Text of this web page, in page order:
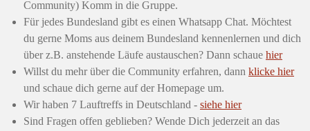
Community) Komm in die Gruppe.
Für jedes Bundesland gibt es einen Whatsapp Chat. Möchtest
du gerne Moms aus deinem Bundesland kennenlernen und dich
über z.B. anstehende Läufe austauschen? Dann schaue hier
Willst du mehr über die Community erfahren, dann klicke hier
und schaue dich gerne auf der Homepage um.
Wir haben 7 Lauftreffs in Deutschland - siehe hier
Sind Fragen offen geblieben? Wende Dich jederzeit an das